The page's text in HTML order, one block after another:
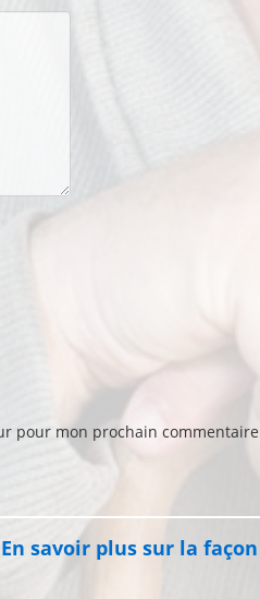
pour mon prochain
En savoir plus sur la